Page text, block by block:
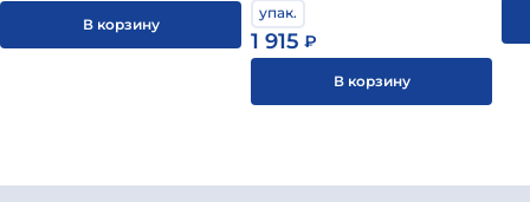
В корзину
упак.
1 915 ₽
В корзину